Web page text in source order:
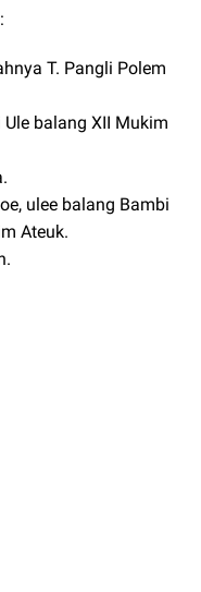
T. Pangli Polem
balang XII Mukim
ulee balang Bambi
Ateuk.